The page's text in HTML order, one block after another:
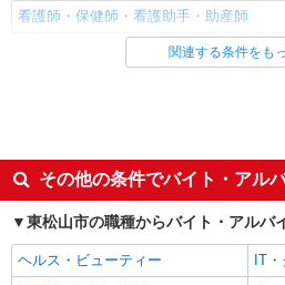
看護師・保健師・看護助手・助産師
同じ雇用形態から北坂戸駅の求人を
入社日応相談
未経
経験者・有資格者歓迎
新
女性活躍中
主
フリーター歓迎
学歴
関連する条件をも
その他の条件でバイト・アル
東松山市の職種からバイト・アルバ
ヘルス・ビューティー
IT